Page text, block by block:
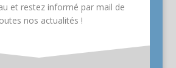
et restez informé par mail de
nos actualités !